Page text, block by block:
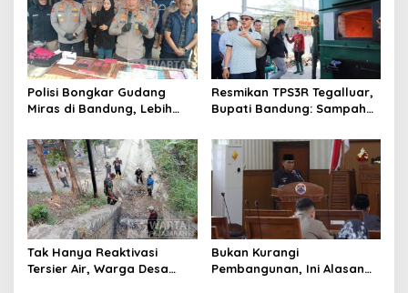
Polisi Bongkar Gudang
Miras di Bandung, Lebih
Resmikan TPS3R Tegalluar,
Bupati Bandung: Sampah
Pemerintah
Tak Hanya Reaktivasi
Tersier Air, Warga Desa
Bukan Kurangi
Pembangunan, Ini Alasan